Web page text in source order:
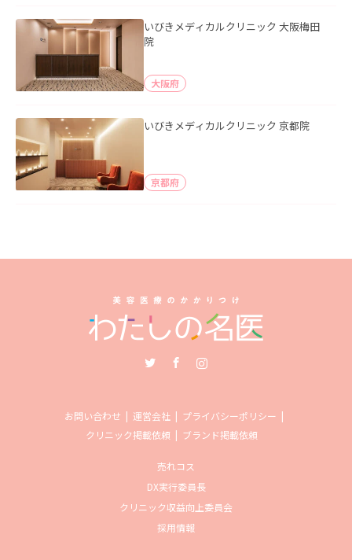
いびきメディカルクリニック 大阪梅田
院
大阪府
いびきメディカルクリニック 京都院
京都府
お問い合わせ 運営会社
プライバシーポリシー
クリニック掲載依頼
ブランド掲載依頼
売れコス
DX実行委員長
クリニック収益向上委員会
採用情報